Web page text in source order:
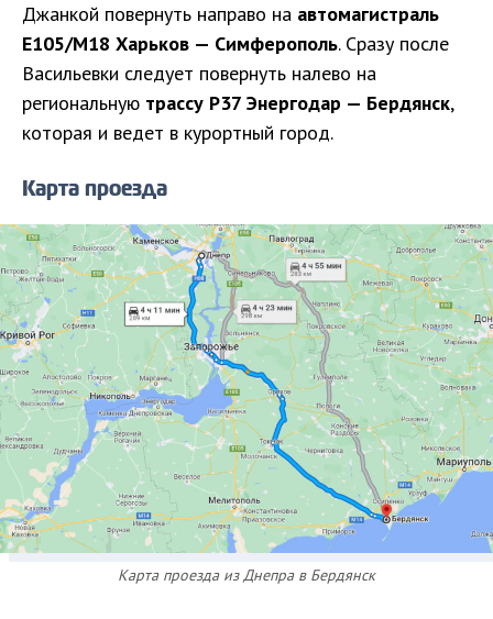
Джанкой повернуть направо на автомагистраль
Е105/М18 Харьков — Симферополь. Сразу после
Васильевки следует повернуть налево на
региональную трассу Р37 Энергодар — Бердянск,
которая и ведет в курортный город.
Карта проезда
Карта проезда из Днепра в Бердянск